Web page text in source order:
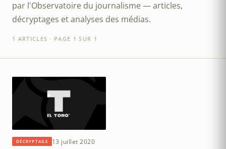
par l'Observatoire du journalisme — articles,
décryptages et analyses des médias.
1 ARTICLES · PAGE 1 SUR 1
DÉCRYPTAGE 13 juillet 2020